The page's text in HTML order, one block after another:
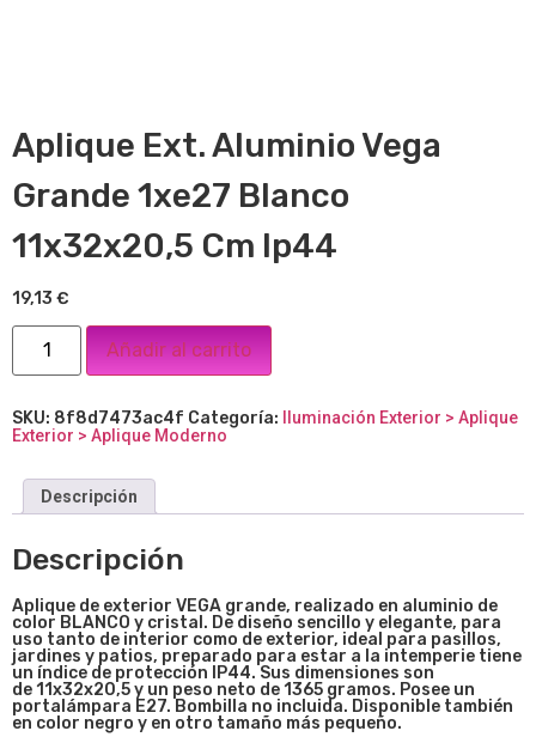
Aplique Ext. Aluminio Vega
Grande 1xe27 Blanco
11x32x20,5 Cm Ip44
19,13 €
Añadir al carrito
SKU: 8f8d7473ac4f Categoría:
Iluminación Exterior > Aplique
Exterior > Aplique Moderno
Descripción
Descripción
Aplique de exterior VEGA grande, realizado en aluminio de
color BLANCO y cristal. De diseño sencillo y elegante, para
uso tanto de interior como de exterior, ideal para pasillos,
jardines y patios, preparado para estar a la intemperie tiene
un índice de protección IP44. Sus dimensiones son
de 11x32x20,5 y un peso neto de 1365 gramos. Posee un
portalámpara E27. Bombilla no incluida. Disponible también
en color negro y en otro tamaño más pequeño.